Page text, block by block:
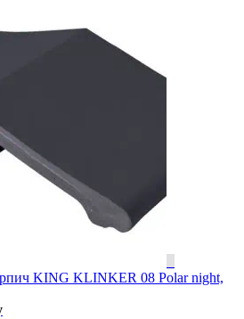
KING KLINKER 08 Polar night,